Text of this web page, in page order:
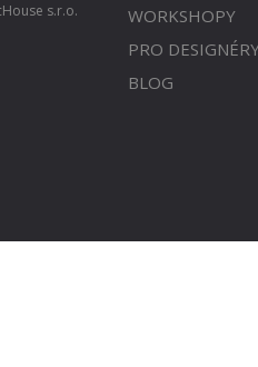
s.r.o.
WORKSHOPY
PRO
BLOG